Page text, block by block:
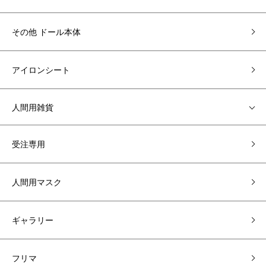
その他 ドール本体
アイロンシート
人間用雑貨
受注専用
人間用マスク
ギャラリー
フリマ